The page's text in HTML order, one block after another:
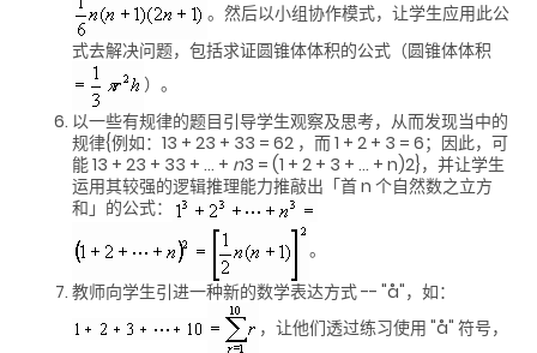
。然后以小组协作模式，让学生应用此公
式去解决问题，包括求证圆锥体体积的公式（圆锥体体积
）。
以一些有规律的题目引导学生观察及思考，从而发现当中的
规律{例如：13 + 23 + 33 = 62 ，而 1 + 2 + 3 = 6；因此，可
能 13 + 23 + 33 + … + n3 = (1 + 2 + 3 + … + n)2}，并让学生
运用其较强的逻辑推理能力推敲出「首 n 个自然数之立方
和」的公式：
。
教师向学生引进一种新的数学表达方式 -- "å"，如：
，让他们透过练习使用 "å" 符号，